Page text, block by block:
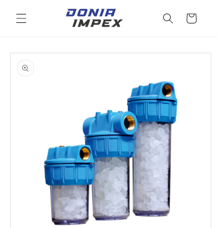
conținut
Cos
informațiile
despre
produs